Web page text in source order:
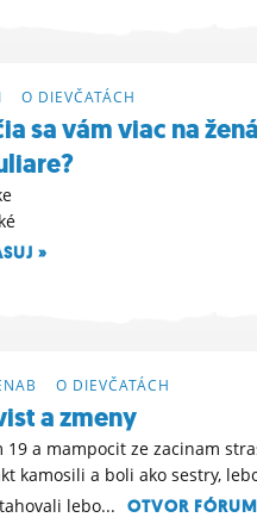
O DIEVČATÁCH
sa vám viac na
»
O DIEVČATÁCH
a zmeny
19 a mampocit ze zacinam
kamosili a boli ako sestry,
lebo...
OTVOR